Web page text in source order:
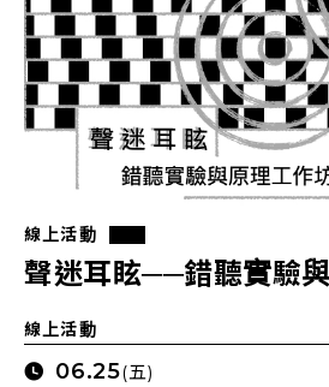
線上活動
聲迷耳眩──錯聽實驗
線上活動
06.25(五)